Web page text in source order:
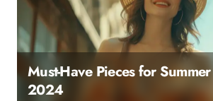
Must-Have Pieces for Summer
2024